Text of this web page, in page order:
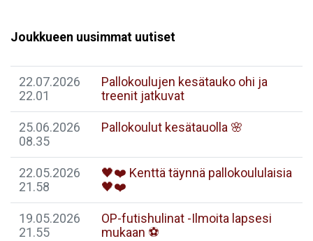
Joukkueen uusimmat uutiset
22.07.2026
22.01
Pallokoulujen kesätauko ohi ja
treenit jatkuvat
25.06.2026
08.35
Pallokoulut kesätauolla 🌸
22.05.2026
21.58
🖤❤️ Kenttä täynnä pallokoululaisia
🖤❤️
19.05.2026
21.55
OP-futishulinat -Ilmoita lapsesi
mukaan ⚽️